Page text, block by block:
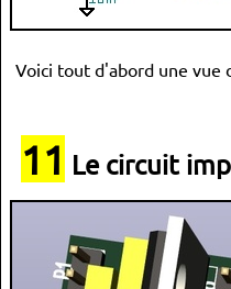
Voici tout d'abord une vue
11 Le circuit